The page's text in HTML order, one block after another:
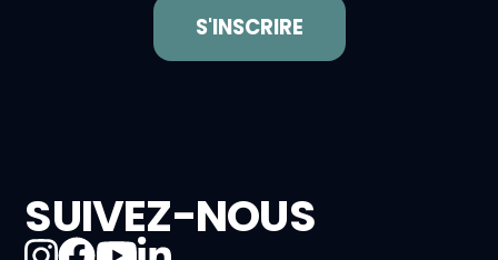
SUIVEZ-NOUS